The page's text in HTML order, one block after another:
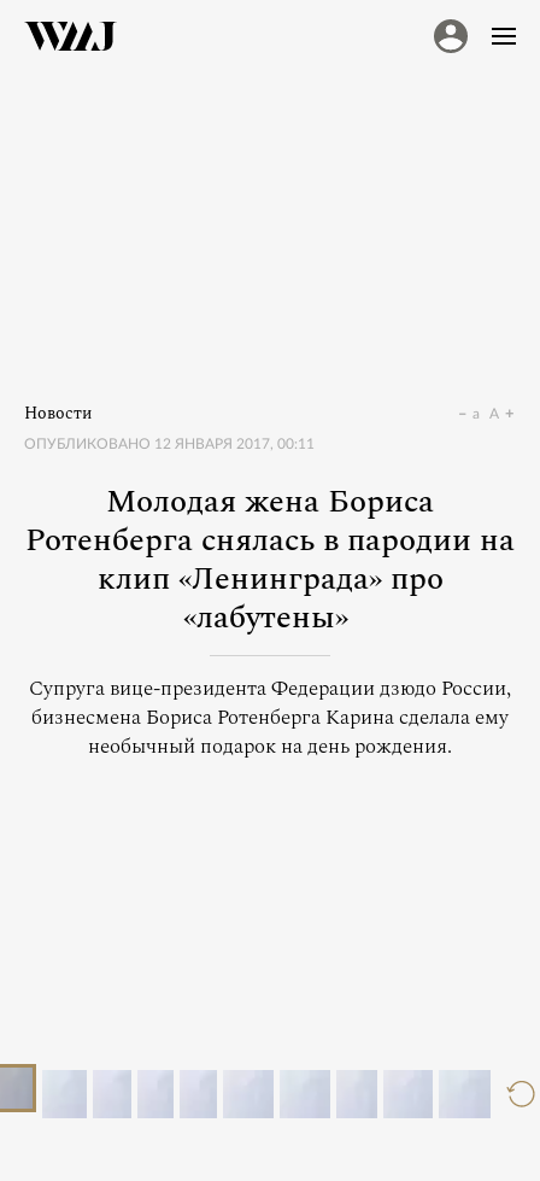
Новости
ОПУБЛИКОВАНО 12 ЯНВАРЯ 2017, 00:11
a A
Молодая жена Бориса
Ротенберга снялась в пародии на
клип «Ленинграда» про
«лабутены»
Супруга вице-президента Федерации дзюдо России,
бизнесмена Бориса Ротенберга Карина сделала ему
необычный подарок на день рождения.